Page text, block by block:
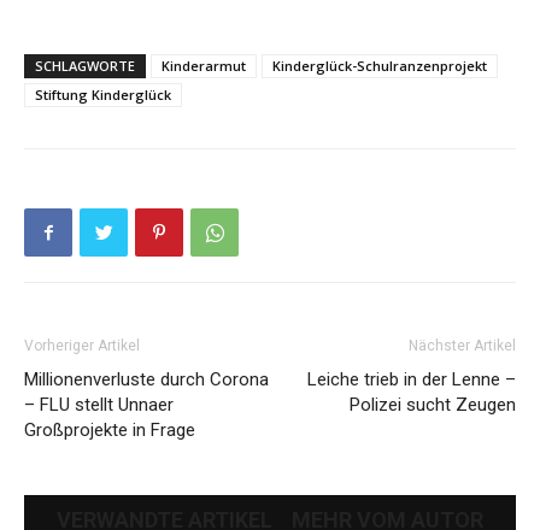
SCHLAGWORTE Kinderarmut
Kinderglück-Schulranzenprojekt
Stiftung Kinderglück
Vorheriger Artikel
Millionenverluste durch Corona
– FLU stellt Unnaer
Großprojekte in Frage
Nächster Artikel
Leiche trieb in der Lenne –
Polizei sucht Zeugen